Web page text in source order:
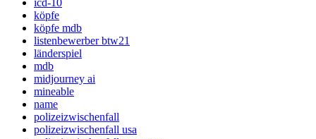
icd-10
köpfe
köpfe mdb
listenbewerber btw21
länderspiel
mdb
midjourney ai
mineable
name
polizeizwischenfall
polizeizwischenfall usa